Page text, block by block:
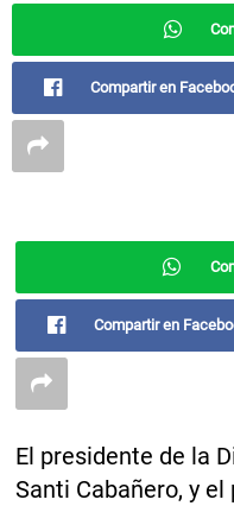
Compartir en
Compartir en
El presidente de la
Santi Cabañero, y